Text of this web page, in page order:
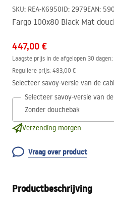
SKU: REA-K6950ID: 2979EAN:
Fargo 100x80 Black Mat
447,00 €
Laagste prijs in de afgelopen 30 dagen:
Reguliere prijs: 483,00 €
Selecteer savoy-versie van de
Selecteer savoy-versie van
Verzending morgen.
Vraag over product
Productbeschrijving